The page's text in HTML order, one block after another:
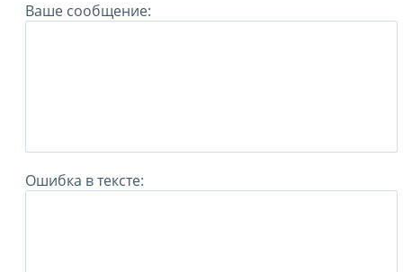
Ваше сообщение:
Ошибка в тексте: